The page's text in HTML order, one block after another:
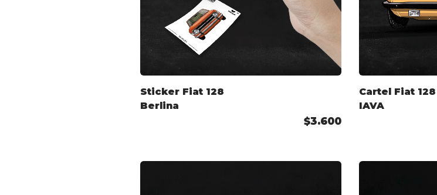
Sticker Fiat 128
Berlina
$3.600
Cartel Fiat 128
IAVA